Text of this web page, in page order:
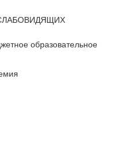
образовательное